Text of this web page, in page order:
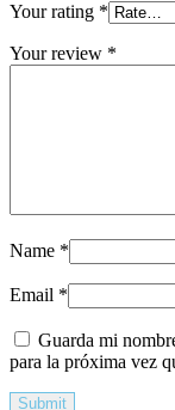
Your rating *
Your review *
Name *
Email *
Guarda mi
para la próxima vez